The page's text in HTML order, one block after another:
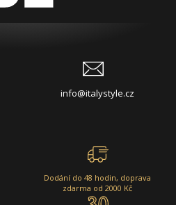
info@italystyle.cz
Dodání do 48 hodin, doprava
zdarma od 2000 Kč